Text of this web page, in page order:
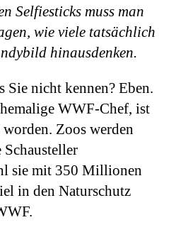
Selfiesticks muss man
wie viele tatsächlich
hinausdenken.
Sie nicht kennen? Eben.
WWF-Chef, ist
Zoos werden
sie mit 350 Millionen
in den Naturschutz